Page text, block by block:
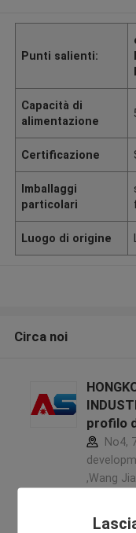
Punti salienti:
Capacità di
alimentazione
Certificazione
Imballaggi
particolari
Luogo di origine
Circa noi
profilo
No4,
,Wang